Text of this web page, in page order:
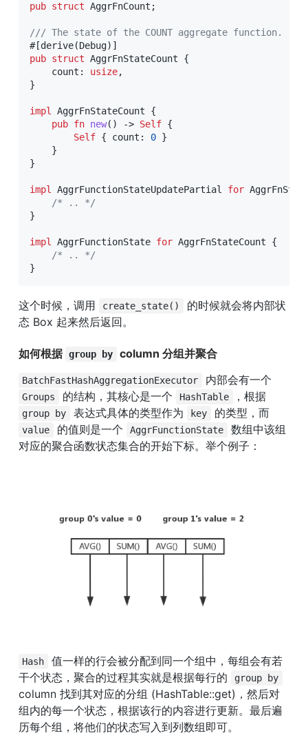
pub struct AggrFnCount ;
/// The state of the COUNT aggregate function.
#[derive(Debug)]
pub struct AggrFnStateCount
{
    count
: usize,
}
impl AggrFnStateCount
{
pub fn new( ) -> Self {
Self { count : 0 }
}
}
impl AggrFunctionStateUpdatePartial for
/* .. */
}
impl AggrFunctionState for AggrFnStateCount
{
/* .. */
}
这个时候，调用 create_state()
的时候就会将内部状
态 Box 起来然后返回。
如何根据 group by column 分组并聚合
BatchFastHashAggregationExecutor
Groups 的结构，其核心是一个 HashTable ，根据
group by 表达式具体的类型作为 key 的类型，而
value 的值则是一个 AggrFunctionState
数组中该组
对应的聚合函数状态集合的开始下标。举个例子：
Hash
值一样的行会被分配到同一个组中，每组会有若
干个状态，聚合的过程其实就是根据每行的
group by
column 找到其对应的分组 (HashTable::get)，然后对
组内的每一个状态，根据该行的内容进行更新。最后遍
历每个组，将他们的状态写入到列数组即可。